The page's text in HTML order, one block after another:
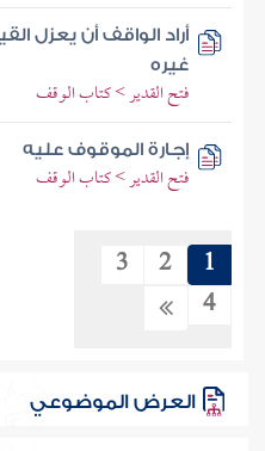
أراد الواقف أن يعزل
غيره
فتح القدير > كتاب الوقف
إجارة الموقوف عليه
فتح القدير > كتاب الوقف
1
2
3
4
العرض الموضوعي